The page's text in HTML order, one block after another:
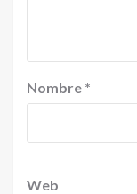
Nombre *
Web